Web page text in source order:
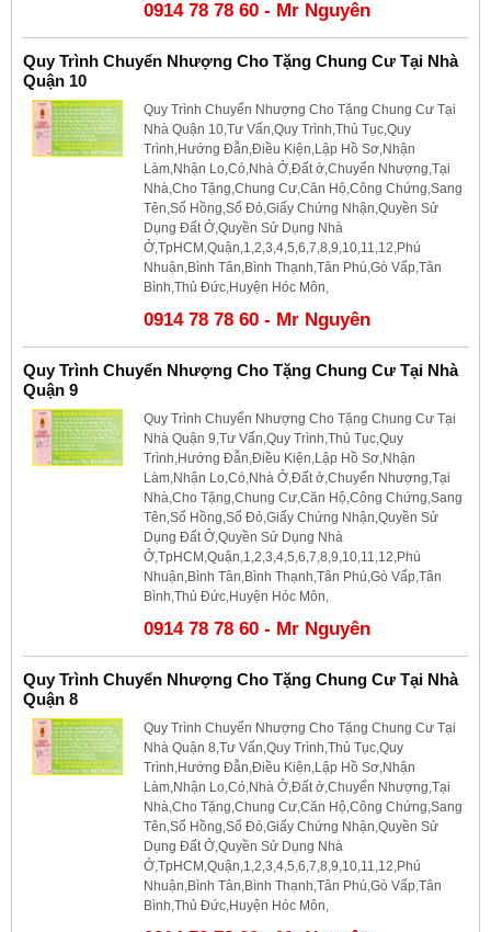
0914 78 78 60 - Mr Nguyên
Quy Trình Chuyển Nhượng Cho Tặng Chung Cư Tại Nhà
Quận 10
Quy Trình Chuyển Nhượng Cho Tặng Chung Cư Tại
Nhà Quận 10,Tư Vấn,Quy Trình,Thủ Tục,Quy
Trình,Hướng Đẫn,Điều Kiện,Lập Hồ Sơ,Nhận
Làm,Nhận Lo,Có,Nhà Ở,Đất ở,Chuyển Nhượng,Tại
Nhà,Cho Tặng,Chung Cư,Căn Hộ,Công Chứng,Sang
Tên,Sổ Hồng,Sổ Đỏ,Giấy Chứng Nhận,Quyền Sử
Dụng Đất Ở,Quyền Sử Dụng Nhà
Ở,TpHCM,Quận,1,2,3,4,5,6,7,8,9,10,11,12,Phú
Nhuận,Bình Tân,Bình Thạnh,Tân Phú,Gò Vấp,Tân
Bình,Thủ Đức,Huyện Hóc Môn,
0914 78 78 60 - Mr Nguyên
Quy Trình Chuyển Nhượng Cho Tặng Chung Cư Tại Nhà
Quận 9
Quy Trình Chuyển Nhượng Cho Tặng Chung Cư Tại
Nhà Quận 9,Tư Vấn,Quy Trình,Thủ Tục,Quy
Trình,Hướng Đẫn,Điều Kiện,Lập Hồ Sơ,Nhận
Làm,Nhận Lo,Có,Nhà Ở,Đất ở,Chuyển Nhượng,Tại
Nhà,Cho Tặng,Chung Cư,Căn Hộ,Công Chứng,Sang
Tên,Sổ Hồng,Sổ Đỏ,Giấy Chứng Nhận,Quyền Sử
Dụng Đất Ở,Quyền Sử Dụng Nhà
Ở,TpHCM,Quận,1,2,3,4,5,6,7,8,9,10,11,12,Phú
Nhuận,Bình Tân,Bình Thạnh,Tân Phú,Gò Vấp,Tân
Bình,Thủ Đức,Huyện Hóc Môn,
0914 78 78 60 - Mr Nguyên
Quy Trình Chuyển Nhượng Cho Tặng Chung Cư Tại Nhà
Quận 8
Quy Trình Chuyển Nhượng Cho Tặng Chung Cư Tại
Nhà Quận 8,Tư Vấn,Quy Trình,Thủ Tục,Quy
Trình,Hướng Đẫn,Điều Kiện,Lập Hồ Sơ,Nhận
Làm,Nhận Lo,Có,Nhà Ở,Đất ở,Chuyển Nhượng,Tại
Nhà,Cho Tặng,Chung Cư,Căn Hộ,Công Chứng,Sang
Tên,Sổ Hồng,Sổ Đỏ,Giấy Chứng Nhận,Quyền Sử
Dụng Đất Ở,Quyền Sử Dụng Nhà
Ở,TpHCM,Quận,1,2,3,4,5,6,7,8,9,10,11,12,Phú
Nhuận,Bình Tân,Bình Thạnh,Tân Phú,Gò Vấp,Tân
Bình,Thủ Đức,Huyện Hóc Môn,